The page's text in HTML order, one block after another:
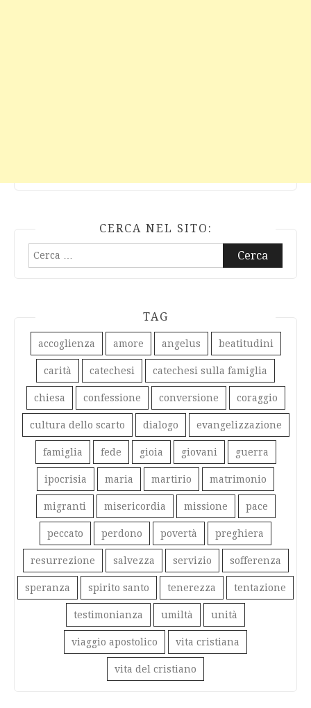
CERCA NEL SITO:
Ricerca
per:
TAG
accoglienza amore angelus beatitudini
carità catechesi catechesi sulla famiglia
chiesa confessione conversione coraggio
cultura dello scarto dialogo evangelizzazione
famiglia fede gioia giovani guerra
ipocrisia maria martirio matrimonio
migranti misericordia missione pace
peccato perdono povertà preghiera
resurrezione salvezza servizio sofferenza
speranza spirito santo tenerezza tentazione
testimonianza umiltà unità
viaggio apostolico vita cristiana
vita del cristiano